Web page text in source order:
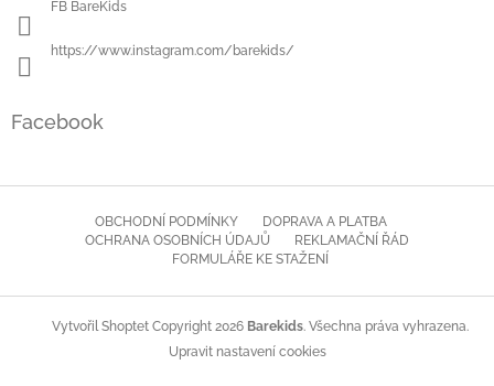
FB BareKids
https://www.instagram.com/barekids/
Facebook
OBCHODNÍ PODMÍNKY
DOPRAVA A PLATBA
OCHRANA OSOBNÍCH ÚDAJŮ
REKLAMAČNÍ ŘÁD
FORMULÁŘE KE STAŽENÍ
Vytvořil Shoptet Copyright 2026 Barekids. Všechna práva vyhrazena.
Upravit nastavení cookies